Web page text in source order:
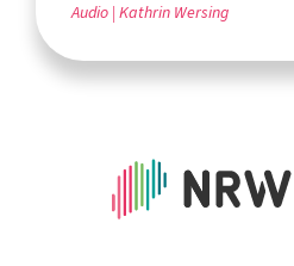
Audio Kathrin Wersing